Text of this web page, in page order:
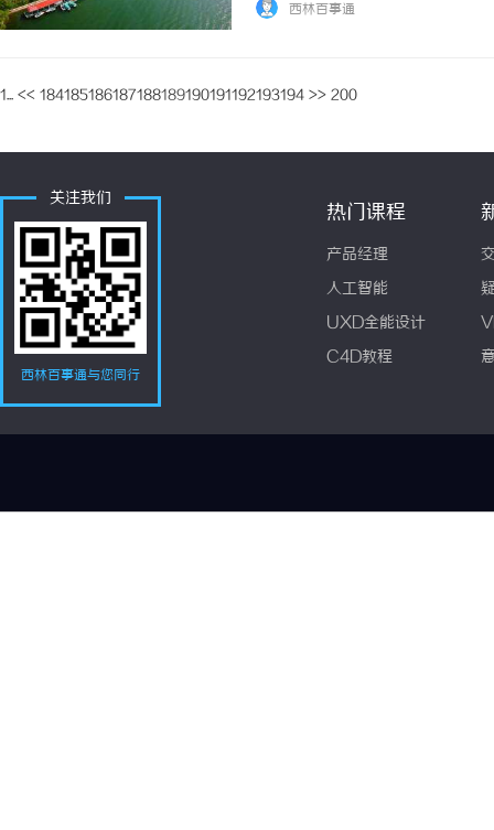
西林百事通
1... << 184185186187188189190191192193194 >> 200
关注我们
西林百事通与您同行
热门课程
产品经理
人工智能
UXD全能设计
C4D教程